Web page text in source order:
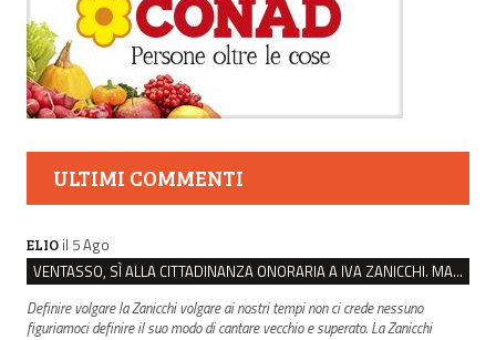
ULTIMI COMMENTI
ELIO il 5 Ago
VENTASSO, SÌ ALLA CITTADINANZA ONORARIA A IVA ZANICCHI. MA BARGIACCHI: “È DI PESSIMO GUSTO”
Definire volgare la Zanicchi volgare ai nostri tempi non ci crede nessuno
figuriamoci definire il suo modo di cantare vecchio e superato. La Zanicchi